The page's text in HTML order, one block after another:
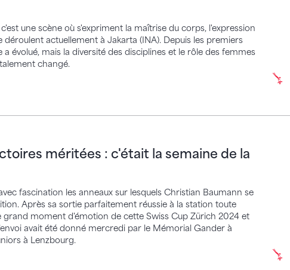
une scène où s'expriment la maîtrise du corps, l'expression
actuellement à Jakarta (INA). Depuis les premiers
évolué, mais la diversité des disciplines et le rôle des femmes
changé.
méritées : c'était la semaine de la
fascination les anneaux sur lesquels Christian Baumann se
Après sa sortie parfaitement réussie à la station toute
grand moment d'émotion de cette Swiss Cup Zürich 2024 et
avait été donné mercredi par le Mémorial Gander à
à Lenzbourg.
méritées : c'était la semaine de la Swiss Cup